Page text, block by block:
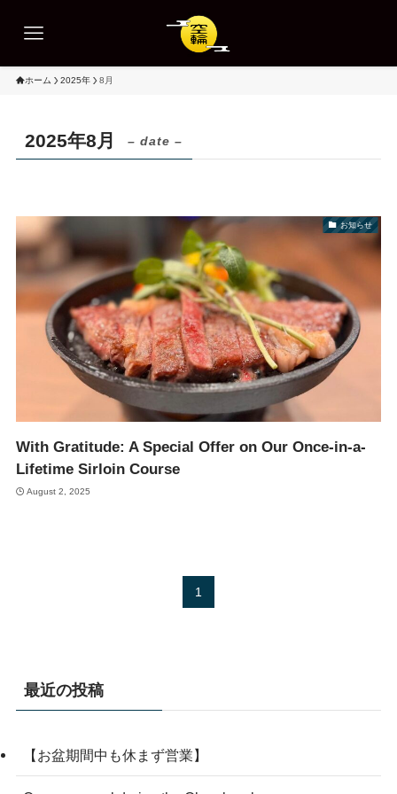
ホーム 2025年 8月
2025年8月 – date –
お知らせ
With Gratitude: A Special Offer on Our Once-in-a-
Lifetime Sirloin Course
August 2, 2025
1
最近の投稿
【お盆期間中も休まず営業】